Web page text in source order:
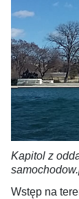
Kapitol z
Wstęp na